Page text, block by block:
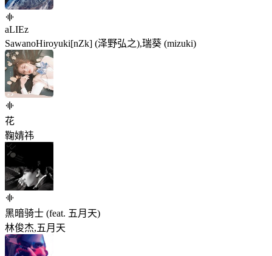
aLIEz
SawanoHiroyuki[nZk] (泽野弘之),瑞葵 (mizuki)
花
鞠婧祎
黑暗骑士 (feat. 五月天)
林俊杰,五月天